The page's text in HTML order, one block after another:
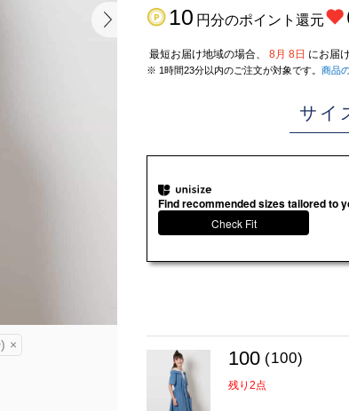
×
ブラック(94)
10 円分のポイント還元
最短お届け地域の場合、 8月 8日 にお届
※ 1時間23分以内のご注文が対象です。 商品
サイ
Find recommended sizes tailored to
Check Fit
100 (100)
残り2点